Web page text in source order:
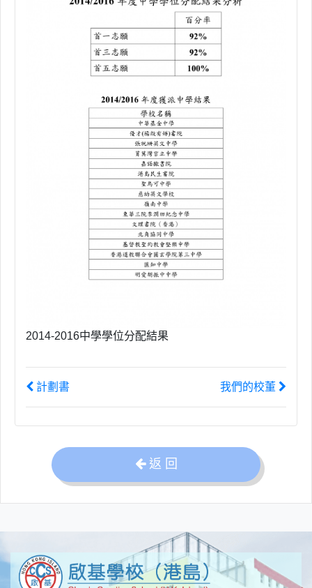
2014-2016中學學位分配結果
計劃書 我們的校董
返 回